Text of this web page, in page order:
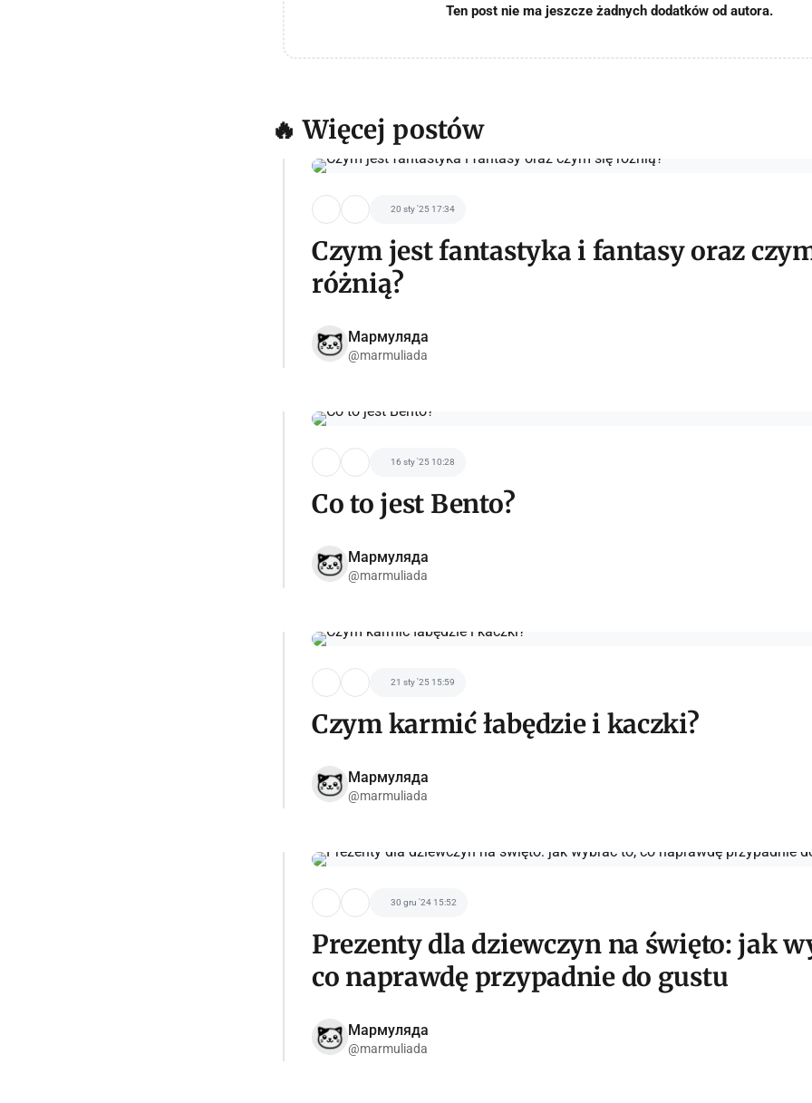
Ten post nie ma jeszcze żadnych dodatków od autora.
🔥 Więcej postów
20 sty '25 17:34
Czym jest fantastyka i fantasy oraz
różnią?
Мармуляда
@marmuliada
16 sty '25 10:28
Co to jest Bento?
Мармуляда
@marmuliada
21 sty '25 15:59
Czym karmić łabędzie i kaczki?
Мармуляда
@marmuliada
30 gru '24 15:52
Prezenty dla dziewczyn na święto: jak
co naprawdę przypadnie do gustu
Мармуляда
@marmuliada